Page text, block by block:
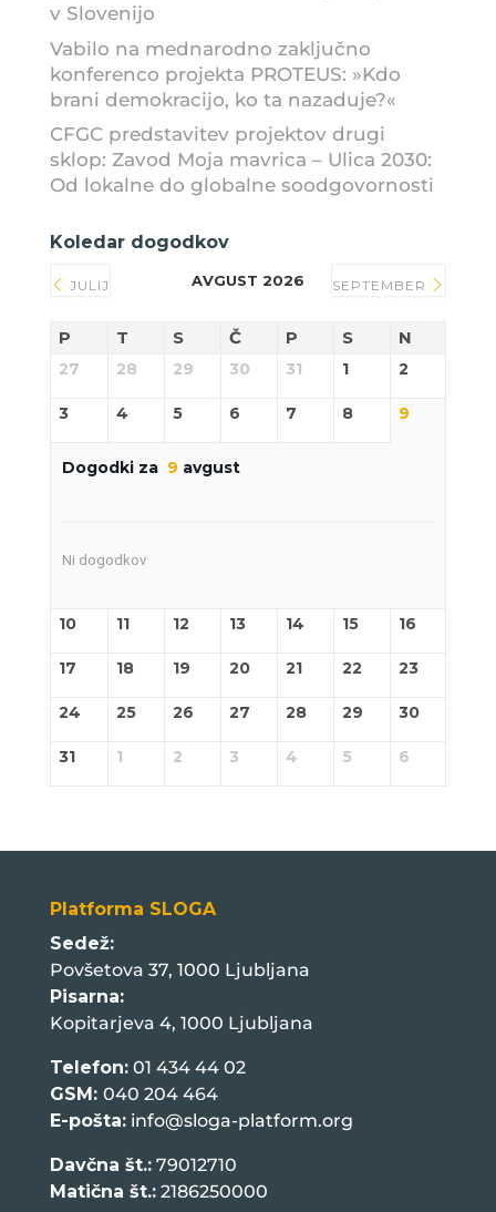
v Slovenijo
Vabilo na mednarodno zaključno
konferenco projekta PROTEUS: »Kdo
brani demokracijo, ko ta nazaduje?«
CFGC predstavitev projektov drugi
sklop: Zavod Moja mavrica – Ulica 2030:
Od lokalne do globalne soodgovornosti
Koledar dogodkov
JULIJ AVGUST 2026 SEPTEMBER
P T S Č P S N
27 28 29 30 31 1 2
3 4 5 6 7 8 9
Dogodki za 9 avgust
Ni dogodkov
10 11 12 13 14 15 16
17 18 19 20 21 22 23
24 25 26 27 28 29 30
31 1 2 3 4 5 6
Platforma SLOGA
Sedež:
Povšetova 37, 1000 Ljubljana
Pisarna:
Kopitarjeva 4, 1000 Ljubljana
Telefon:01 434 44 02
GSM: 040 204 464
E-pošta: info@sloga-platform.org
Davčna št.:79012710
Matična št.:2186250000